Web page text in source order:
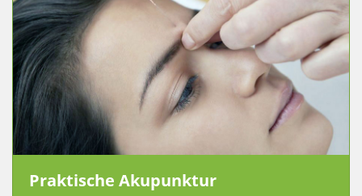
Praktische Akupunktur